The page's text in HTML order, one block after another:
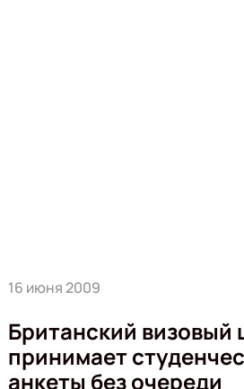
16 июня 2009
Британский визовый
принимает
анкеты без очереди